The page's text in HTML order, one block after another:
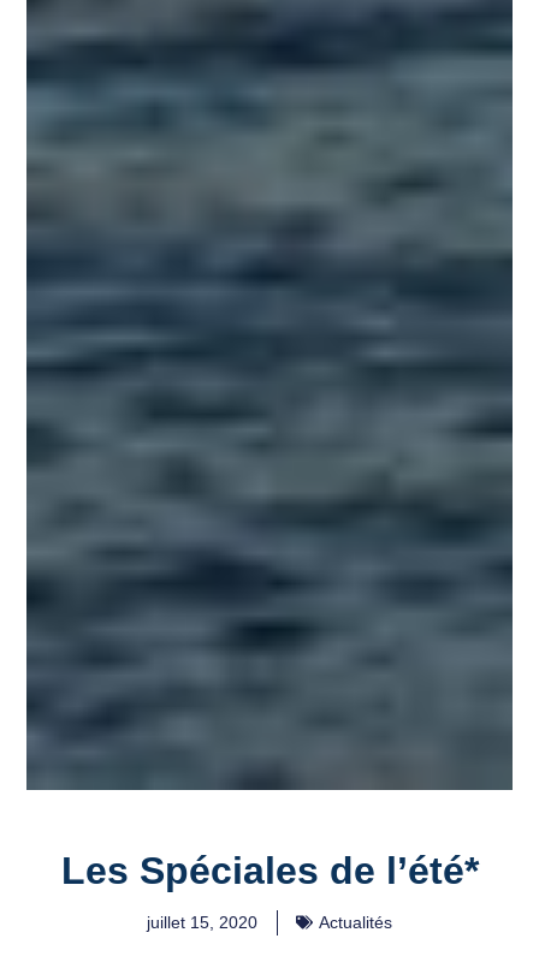
Les Spéciales de l’été*
juillet 15, 2020 Actualités